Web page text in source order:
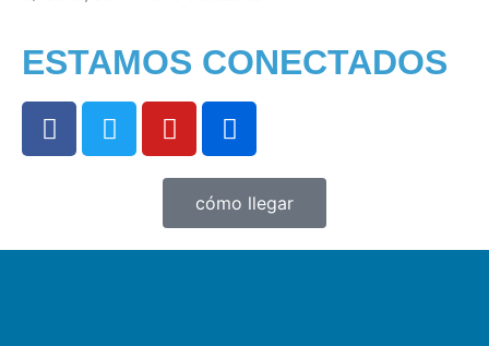
ESTAMOS CONECTADOS
cómo llegar